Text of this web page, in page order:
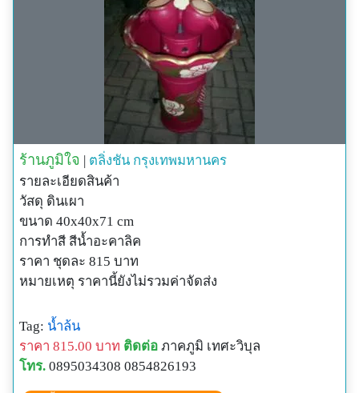
ร้านภูมิใจ | ตลิ่งชัน กรุงเทพมหานคร
รายละเอียดสินค้า
วัสดุ ดินเผา
ขนาด 40x40x71 cm
การทำสี สีน้ำอะคาลิค
ราคา ชุดละ 815 บาท
หมายเหตุ ราคานี้ยังไม่รวมค่าจัดส่ง
Tag: น้ำล้น
ราคา 815.00 บาท ติดต่อ ภาคภูมิ เทศะวิบุล
โทร. 0895034308 0854826193